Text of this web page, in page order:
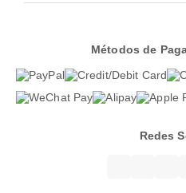
Métodos de
Redes